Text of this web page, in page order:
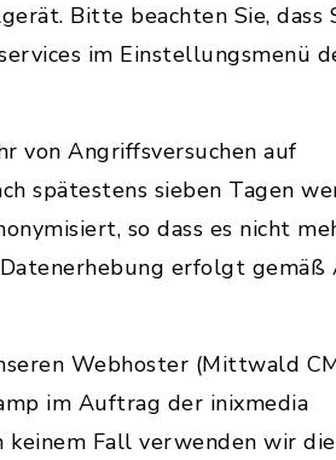
Bitte beachten Sie, dass
im Einstellungsmenü
von Angriffsversuchen auf
spätestens sieben Tagen
so dass es nicht
erfolgt gemäß
Webhoster (Mittwald
im Auftrag der inixmedia
Fall verwenden wir die